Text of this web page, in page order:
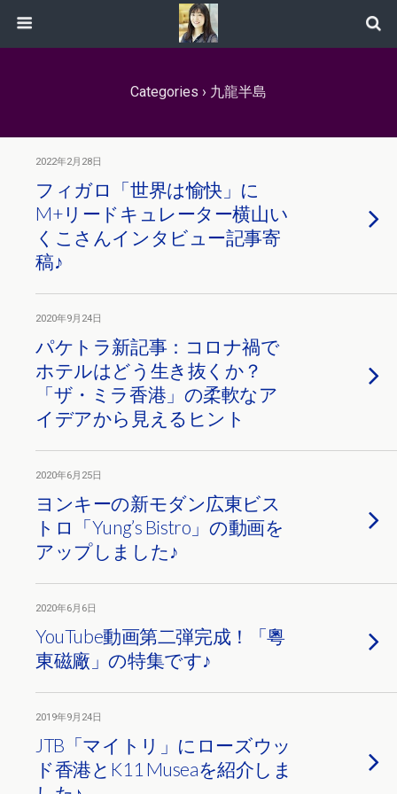
Categories › 九龍半島
2022年2月28日
フィガロ「世界は愉快」に
M+リードキュレーター横山い
くこさんインタビュー記事寄
稿♪
2020年9月24日
パケトラ新記事：コロナ禍で
ホテルはどう生き抜くか？
「ザ・ミラ香港」の柔軟なア
イデアから見えるヒント
2020年6月25日
ヨンキーの新モダン広東ビス
トロ「Yung’s Bistro」の動画を
アップしました♪
2020年6月6日
YouTube動画第二弾完成！「粵
東磁廠」の特集です♪
2019年9月24日
JTB「マイトリ」にローズウッ
ド香港とK11 Museaを紹介しま